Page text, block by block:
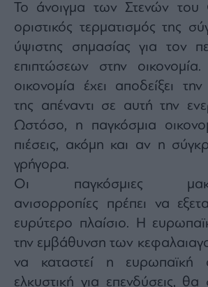
Terms
and
Privacy
Notice.
You
can
opt
out
at
any
time.
site
protected
by
reCAPTCHA
and
Google
Privacy
Policy
and
Terms
of
Service
apply.
Το άνοιγμα των Στενών
οριστικός τερματισμός της
ύψιστης σημασίας για τον
επιπτώσεων στην
οικονομία έχει αποδείξει την
της απέναντι σε αυτή την
Ωστόσο, η παγκόσμια
πιέσεις, ακόμη και αν η
γρήγορα.
Οι παγκόσμιες
ανισορροπίες πρέπει να
ευρύτερο πλαίσιο. Η
την εμβάθυνση των
να καταστεί η ευρωπαϊκή
ελκυστική για επενδύσεις,